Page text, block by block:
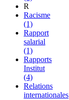
R
Racisme
(1)
Rapport
salarial
(1)
Rapports
Institut
(4)
Relations
internationales